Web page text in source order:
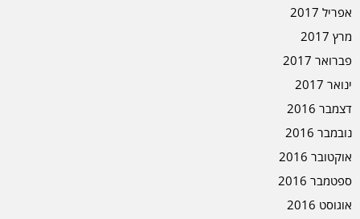
אפריל 2017
מרץ 2017
פברואר 2017
ינואר 2017
דצמבר 2016
נובמבר 2016
אוקטובר 2016
ספטמבר 2016
אוגוסט 2016